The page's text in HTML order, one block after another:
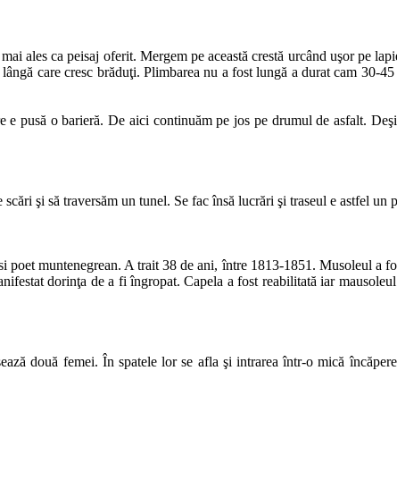
ales ca peisaj oferit. Mergem pe această crestă urcând uşor pe
care cresc brăduţi. Plimbarea nu a fost lungă a durat cam 30-
pusă o barieră. De aici continuăm pe jos pe drumul de asfalt.
şi să traversăm un tunel. Se fac însă lucrări şi traseul e astfel un
muntenegrean. A trait 38 de ani, între 1813-1851. Musoleul a
dorinţa de a fi îngropat. Capela a fost reabilitată iar
două femei. În spatele lor se afla şi intrarea într-o mică